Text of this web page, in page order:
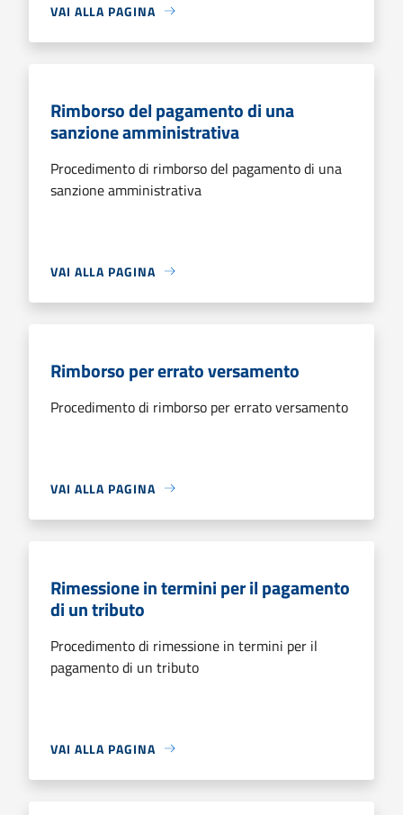
VAI ALLA PAGINA
Rimborso del pagamento di una
sanzione amministrativa
Procedimento di rimborso del pagamento di una
sanzione amministrativa
VAI ALLA PAGINA
Rimborso per errato versamento
Procedimento di rimborso per errato versamento
VAI ALLA PAGINA
Rimessione in termini per il pagamento
di un tributo
Procedimento di rimessione in termini per il
pagamento di un tributo
VAI ALLA PAGINA